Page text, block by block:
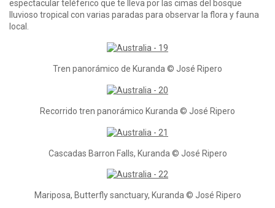
espectacular teléferico que te lleva por las cimas del bosque
lluvioso tropical con varias paradas para observar la flora y fauna
local.
Tren panorámico de Kuranda © José Ripero
Recorrido tren panorámico Kuranda © José Ripero
Cascadas Barron Falls, Kuranda © José Ripero
Mariposa, Butterfly sanctuary, Kuranda © José Ripero